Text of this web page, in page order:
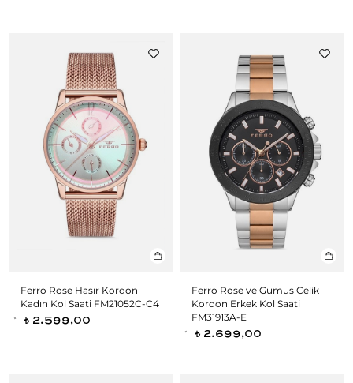
Ferro Rose Hasır Kordon
Kadın Kol Saati FM21052C-C4
t 2.599,00
Ferro Rose ve Gumus Celik
Kordon Erkek Kol Saati
FM31913A-E
t 2.699,00